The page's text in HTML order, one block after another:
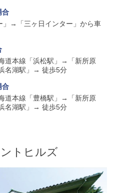
合
」→「三ヶ日インター」から車
道本線「浜松駅」→「新所原
名湖駅」→ 徒歩5分
合
道本線「豊橋駅」→「新所原
名湖駅」→ 徒歩5分
トヒルズ